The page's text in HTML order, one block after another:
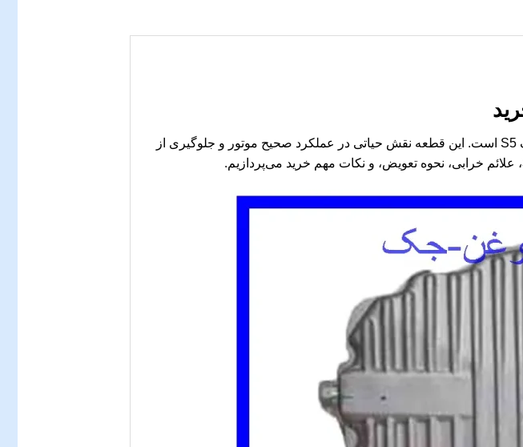
یکی از مهم‌ترین تصمیمات برای دارندگان خودرو جک S5 است. این قطعه نقش حیاتی در عملکرد صحیح موتور و جلوگیری از
، علائم خرابی، نحوه تعویض، و نکات مهم خرید می‌پردازیم.